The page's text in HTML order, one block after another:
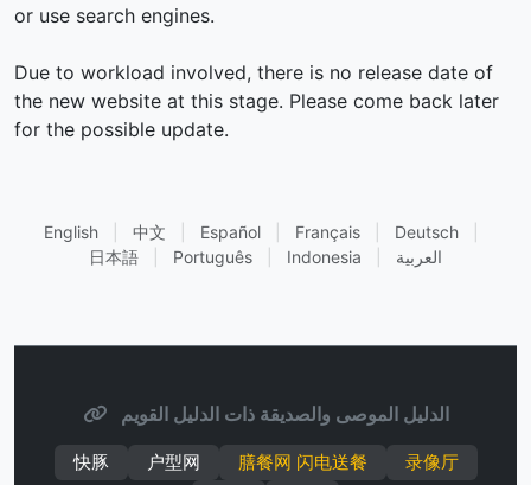
or use search engines.
Due to workload involved, there is no release date of
the new website at this stage. Please come back later
for the possible update.
English 中文 Español Français Deutsch
日本語
Português Indonesia العربية
الدليل الموصى والصديقة ذات الدليل القويم
快豚 户型网 膳餐网 闪电送餐
录像厅